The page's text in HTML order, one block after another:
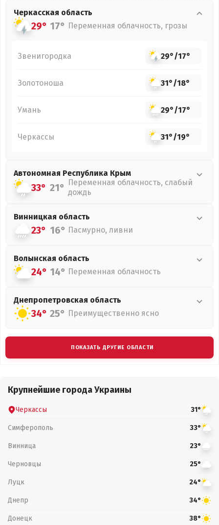
Черкасская область
29° 17° Переменная облачность, грозы
Звенигородка 29°/17°
Золотоноша 31°/18°
Умань 29°/17°
Черкассы 31°/19°
Автономная Республика Крым
33° 21° Переменная облачность, слабый
дождь
Винницкая область
23° 16° Пасмурно, ливни
Волынская область
24° 14° Переменная облачность
Днепропетровская область
34° 25° Преимущественно ясно
ПОКАЗАТЬ ДРУГИЕ ОБЛАСТИ
Крупнейшие города Украины
Черкассы 31°
Симферополь 33°
Винница 23°
Черновцы 25°
Луцк 24°
Днепр 34°
Донецк 38°